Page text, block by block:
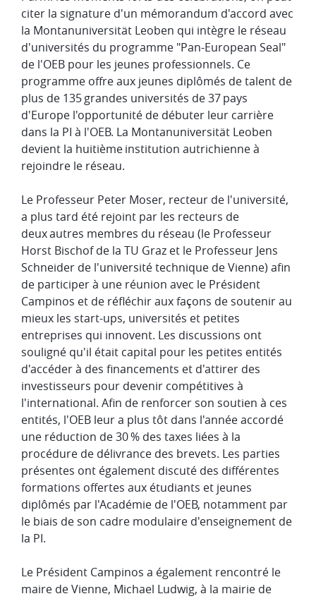
citer la signature d'un mémorandum d'accord avec
la Montanuniversität Leoben qui intègre le réseau
d'universités du programme "Pan-European Seal"
de l'OEB pour les jeunes professionnels. Ce
programme offre aux jeunes diplômés de talent de
plus de 135 grandes universités de 37 pays
d'Europe l'opportunité de débuter leur carrière
dans la PI à l'OEB. La Montanuniversität Leoben
devient la huitième institution autrichienne à
rejoindre le réseau.
​Le Professeur Peter Moser, recteur de l'université,
a plus tard été rejoint par les recteurs de
deux autres membres du réseau (le Professeur
Horst Bischof de la TU Graz et le Professeur Jens
Schneider de l'université technique de Vienne) afin
de participer à une réunion avec le Président
Campinos et de réfléchir aux façons de soutenir au
mieux les start-ups, universités et petites
entreprises qui innovent. Les discussions ont
souligné qu'il était capital pour les petites entités
d'accéder à des financements et d'attirer des
investisseurs pour devenir compétitives à
l'international. Afin de renforcer son soutien à ces
entités, l'OEB leur a plus tôt dans l'année accordé
une réduction de 30 % des taxes liées à la
procédure de délivrance des brevets. Les parties
présentes ont également discuté des différentes
formations offertes aux étudiants et jeunes
diplômés par l'Académie de l'OEB, notamment par
le biais de son cadre modulaire d'enseignement de
la PI. ​
​Le Président Campinos a également rencontré le
maire de Vienne, Michael Ludwig, à la mairie de